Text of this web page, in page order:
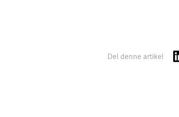
Del denne artikel